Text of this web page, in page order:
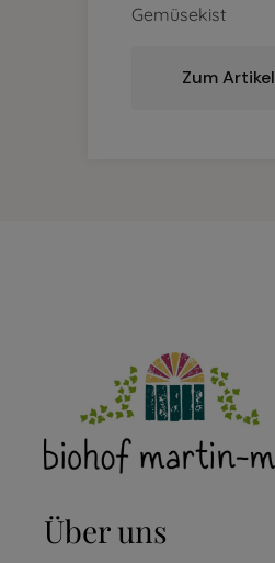
Gemüsekist
Zum Artikel
Über uns